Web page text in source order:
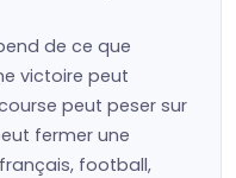
de ce que
victoire peut
peut peser sur
fermer une
football,